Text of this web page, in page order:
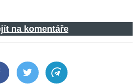
na komentáře
Twitter Telegram